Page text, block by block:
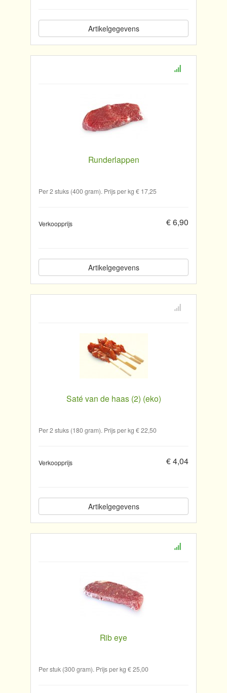
Artikelgegevens
Runderlappen
Per 2 stuks (400 gram). Prijs per kg € 17,25
Verkoopprijs € 6,90
Artikelgegevens
Saté van de haas (2) (eko)
Per 2 stuks (180 gram). Prijs per kg € 22,50
Verkoopprijs € 4,04
Artikelgegevens
Rib eye
Per stuk (300 gram). Prijs per kg € 25,00